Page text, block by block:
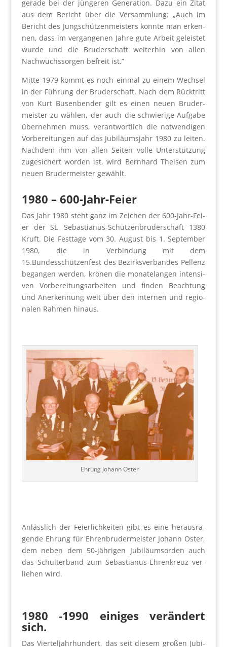
gera­de bei der jün­ge­ren Gene­ra­ti­on. Dazu ein Zitat
aus dem Bericht über die Ver­samm­lung: „Auch im
Bericht des Jung­schüt­zen­meis­ters konn­te man erken­
nen, dass im ver­gan­ge­nen Jah­re gute Arbeit geleis­tet
wur­de und die Bru­der­schaft wei­ter­hin von allen
Nach­wuchs­sor­gen befreit ist.”
Mit­te 1979 kommt es noch ein­mal zu einem Wech­sel
in der Füh­rung der Bru­der­schaft. Nach dem Rück­tritt
von Kurt Busen­ben­der gilt es einen neu­en Bru­der­
meis­ter zu wäh­len, der auch die schwie­ri­ge Auf­ga­be
über­neh­men muss, ver­ant­wort­lich die not­wen­di­gen
Vor­be­rei­tun­gen auf das Jubi­lä­ums­jahr 1980 zu lei­ten.
Nach­dem ihm von allen Sei­ten vol­le Unter­stüt­zung
zuge­si­chert wor­den ist, wird Bern­hard Thei­sen zum
neu­en Bru­der­meis­ter gewählt.
1980 – 600-Jahr-Fei­er
Das Jahr 1980 steht ganz im Zei­chen der 600-Jahr-Fei­
er der St. Sebas­tia­nus-Schüt­zen­bru­der­schaft 1380
Kruft. Die Fest­ta­ge vom 30. August bis 1. Sep­tem­ber
1980, die in Ver­bin­dung mit dem
15.Bundesschützenfest des Bezirks­ver­ban­des Pel­lenz
began­gen wer­den, krö­nen die mona­te­lan­gen inten­si­
ven Vor­be­rei­tungs­ar­bei­ten und fin­den Beach­tung
und Aner­ken­nung weit über den inter­nen und regio­
na­len Rah­men hin­aus.
Ehrung Johann Oster
Anläss­lich der Fei­er­lich­kei­ten gibt es eine her­aus­ra­
gen­de Ehrung für Ehren­bru­der­meis­ter Johann Oster,
dem neben dem 50-jäh­ri­gen Jubi­lä­ums­or­den auch
das Schul­ter­band zum Sebas­tia­nus-Ehren­kreuz ver­
lie­hen wird.
1980 ‑1990 eini­ges ver­än­dert
sich.
Das Vier­tel­jahr­hun­dert, das seit die­sem gro­ßen Jubi­